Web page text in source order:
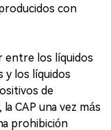
con
entre los líquidos
y los líquidos
de
CAP una vez más
prohibición